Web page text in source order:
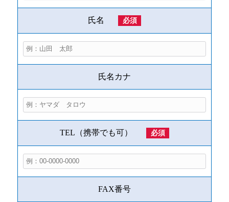
氏名 必須
氏名カナ
TEL（携帯でも可） 必須
FAX番号